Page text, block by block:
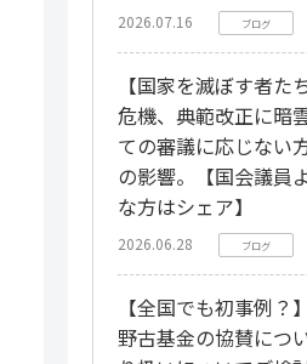
2026.07.16 ブログ
【国家を滅ぼす者た
危機、典範改正に暗
ての審議に応じない
の影響。【国会議員
な方はシェア】
2026.06.28 ブログ
【全国でも初事例？
野古基金の協賛につ